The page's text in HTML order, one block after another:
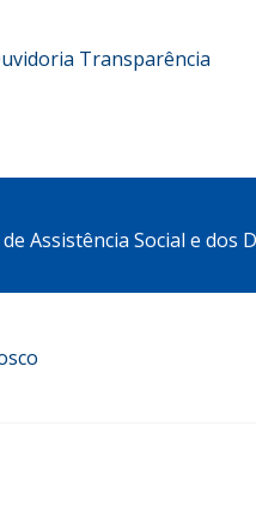
Transparência
Assistência Social e dos